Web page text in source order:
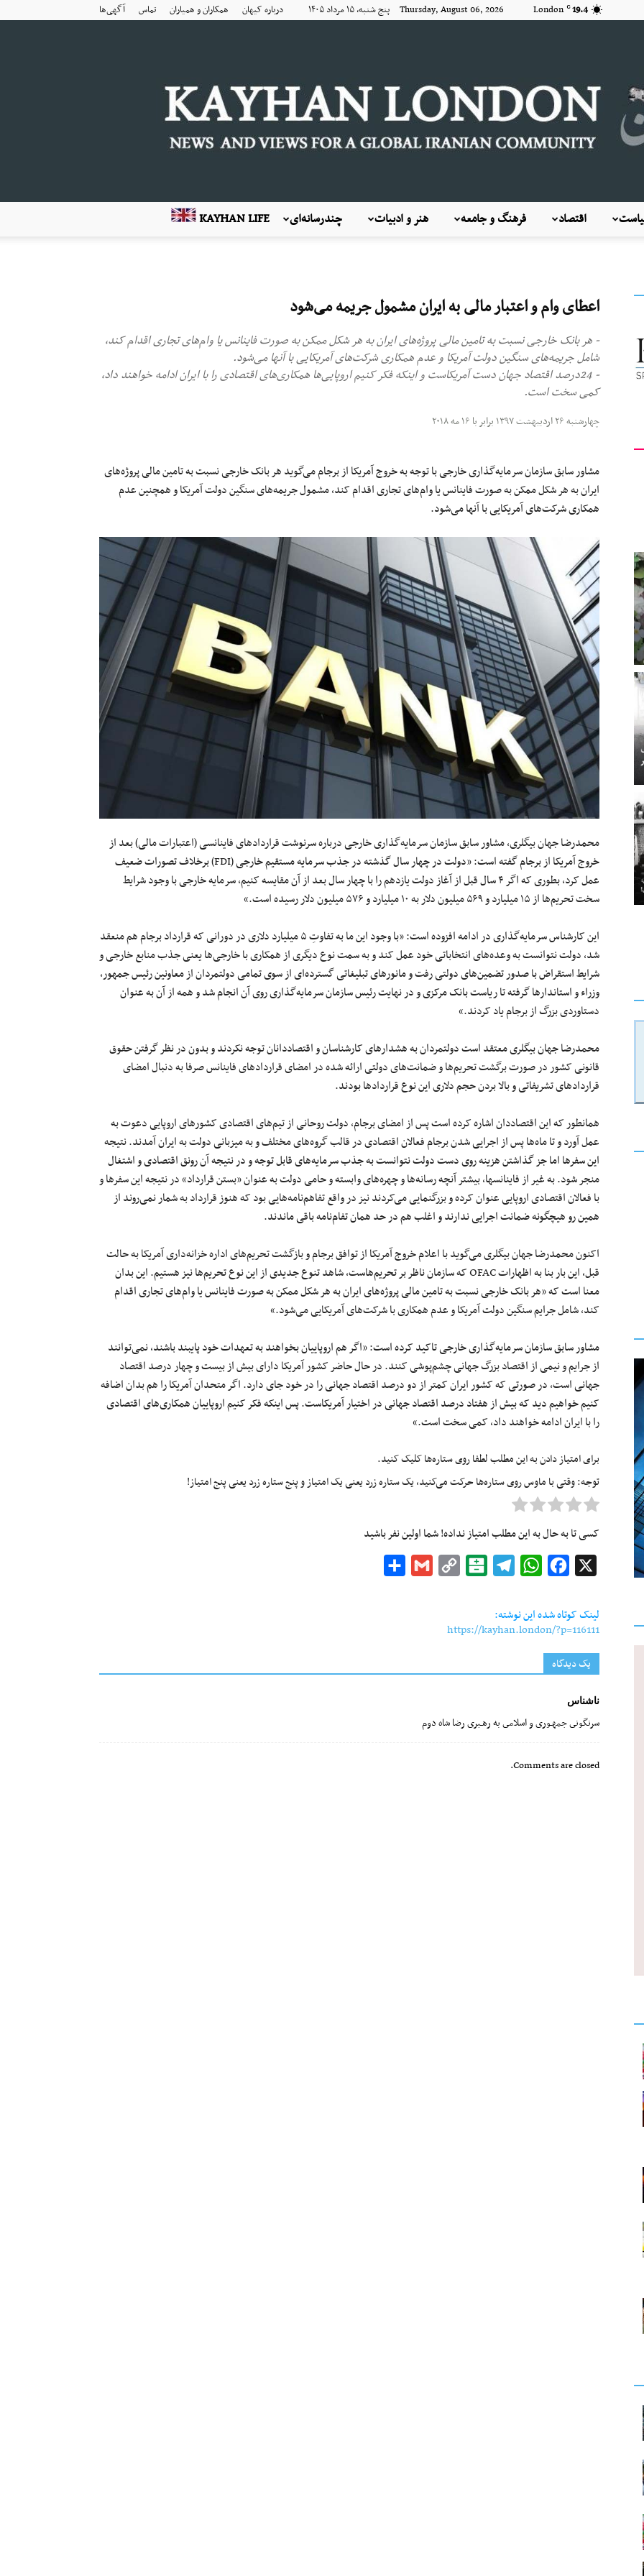
19.4
C
London Thursday, August 06, 2026 پنج شنبه, ۱۵ مرداد ۱۴۰۵ درباره کیهان همکاران و همیاران تماس آگهی‌ها
کیهان
KAYHAN LIFE چندرسانه‌ای هنر و ادبیات فرهنگ و جامعه اقتصاد
اعطای وام و اعتبار مالی به ایران مشمول جریمه می‌شود
- هر بانک خارجی نسبت به تامین مالی پروژه‌های ایران به هر شکل ممکن به صورت فاینانس یا وام‌های تجاری اقدام کند،
شامل جریمه‌های سنگین دولت آمریکا و عدم همکاری شرکت‌های آمریکایی با آنها می‌شود.
- 24درصد اقتصاد جهان دست آمریکاست و اینکه فکر کنیم اروپایی‌ها همکاری‌های اقتصادی را با ایران ادامه خواهند داد،
کمی سخت است.
چهارشنبه ۲۶ اردیبهشت ۱۳۹۷ برابر با ۱۶ مه ۲۰۱۸
مشاور سابق سازمان سرمایه‌گذاری خارجی با توجه به خروج آمریکا از برجام می‌گوید هر بانک خارجی نسبت به تامین مالی پروژه‌های
ایران به هر شکل ممکن به صورت فاینانس یا وام‌های تجاری اقدام کند، مشمول جریمه‌های سنگین دولت آمریکا و همچنین عدم
همکاری شرکت‌های آمریکایی با آنها می‌شود.
محمدرضا جهان بیگلری، مشاور سابق سازمان سرمایه‌گذاری خارجی درباره سرنوشت قراردادهای فاینانسی (اعتبارات مالی) بعد از
خروج آمریکا از برجام گفته است: «دولت در چهار سال گذشته در جذب سرمایه مستقیم خارجی (FDI) برخلاف تصورات ضعیف
عمل کرد، بطوری که اگر ۴ سال قبل از آغاز دولت یازدهم را با چهار سال بعد از آن مقایسه کنیم، سرمایه خارجی با وجود شرایط
سخت تحریم‌ها از ۱۵ میلیارد و ۵۶۹ میلیون دلار به ۱۰ میلیارد و ۵۷۶ میلیون دلار رسیده است.»
این کارشناس سرمایه‌گذاری در ادامه افزوده است: «با وجود این ما به تفاوتِ ۵ میلیارد دلاری در دورانی که قرارداد برجام هم منعقد
شد، دولت نتوانست به وعده‌های انتخاباتی خود عمل کند و به سمت نوع دیگری از همکاری با خارجی‌ها یعنی جذب منابع خارجی و
شرایط استقراض با صدور تضمین‌های دولتی رفت و مانورهای تبلیغاتی گسترده‌ای از سوی تمامی دولتمردان از معاونین رئیس جمهور،
وزراء و استاندارها گرفته تا ریاست بانک مرکزی و در نهایت رئیس سازمان سرمایه‌گذاری روی آن انجام شد و همه از آن به عنوان
دستاوردی بزرگ از برجام یاد کردند.»
محمدرضا جهان بیگلری معتقد است دولتمردان به هشدارهای کارشناسان و اقتصاددانان توجه نکردند و بدون در نظر گرفتن حقوق
قانونی کشور در صورت برگشت تحریم‌ها و ضمانت‌های دولتی ارائه شده در امضای قراردادهای فاینانس صرفا به دنبال امضای
قراردادهای تشریفاتی و بالا بردن حجم دلاری این نوع قراردادها بودند.
همانطور که این اقتصاددان اشاره کرده است پس از امضای برجام، دولت روحانی از تیم‌های اقتصادی کشورهای اروپایی دعوت به
عمل آورد و تا ماه‌ها پس از اجرایی شدن برجام فعالان اقتصادی در قالب گروه‌های مختلف و به میزبانی دولت به ایران آمدند. نتیجه
این سفرها اما جز گذاشتن هزینه روی دست دولت نتوانست به جذب سرمایه‌های قابل توجه و در نتیجه آن رونق اقتصادی و اشتغال
منجر شود. به غیر از فاینانس‎ها، بیشتر آنچه رسانه‌ها و چهره‌های وابسته و حامی دولت به عنوان «بستن قرارداد» در نتیجه این سفرها و
با فعالان اقتصادی اروپایی عنوان کرده و بزرگنمایی می‌کردند نیز در واقع تفاهم‌نامه‌هایی بود که هنوز قرارداد به شمار نمی‌روند از
همین رو هیچگونه ضمانت اجرایی ندارند و اغلب هم در حد همان تفام‌نامه باقی‌ ماندند.
اکنون محمدرضا جهان بیگلری می‌گوید با اعلام خروج آمریکا از توافق برجام و بازگشت تحریم‌های اداره خزانه‌داری آمریکا به حالت
قبل، این بار بنا به اظهارات OFAC که سازمان ناظر بر تحریم‌هاست، شاهد تنوع جدیدی از این نوع تحریم‌ها نیز هستیم. این بدان
معنا است که «هر بانک خارجی نسبت به تامین مالی پروژه‌های ایران به هر شکل ممکن به صورت فاینانس یا وام‌های تجاری اقدام
کند، شامل جرایم سنگین دولت آمریکا و عدم همکاری با شرکت‌های آمریکایی می‌شود.»
مشاور سابق سازمان سرمایه‌گذاری خارجی تاکید کرده است: «اگر هم اروپاییان بخواهند به تعهدات خود پایبند باشند، نمی‌توانند
از جرایم و نیمی از اقتصاد بزرگ جهانی چشم‌پوشی کنند. در حال حاضر کشور آمریکا دارای بیش از بیست و چهار درصد اقتصاد
جهانی است، در صورتی که کشور ایران کمتر از دو درصد اقتصاد جهانی را در خود جای دارد. اگر متحدان آمریکا را هم بدان اضافه
کنیم خواهیم دید که بیش از هفتاد درصد اقتصاد جهانی در اختیار آمریکاست. پس اینکه فکر کنیم اروپاییان همکاری‌های اقتصادی
را با ایران ادامه خواهند داد، کمی سخت است.»
برای امتیاز دادن به این مطلب لطفا روی ستاره‌ها کلیک کنید.
توجه: وقتی با ماوس روی ستاره‌ها حرکت می‌کنید، یک ستاره زرد یعنی یک امتیاز و پنج ستاره زرد یعنی پنج امتیاز!
کسی تا به حال به این مطلب امتیاز نداده! شما اولین نفر باشید
Facebook
WhatsApp
Telegram
Balatarin
Copy
Gmail
لینک کوتاه شده این نوشته:
https://kayhan.london/?p=116111
یک دیدگاه
ناشناس
سرنگونى جمهـورى و اسلامى به رهـبرى رضا شاه دوم
Comments are closed.